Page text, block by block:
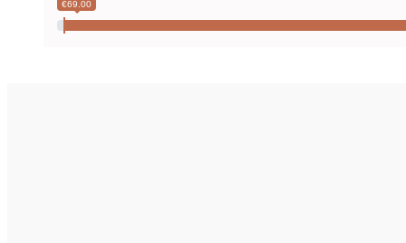
DRAP PLAT CALITA CANNELLE 240 X 300